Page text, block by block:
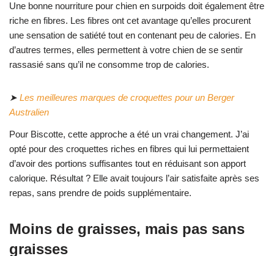
Une bonne nourriture pour chien en surpoids doit également être
riche en fibres. Les fibres ont cet avantage qu’elles procurent
une sensation de satiété tout en contenant peu de calories. En
d’autres termes, elles permettent à votre chien de se sentir
rassasié sans qu’il ne consomme trop de calories.
➤ Les meilleures marques de croquettes pour un Berger
Australien
Pour Biscotte, cette approche a été un vrai changement. J’ai
opté pour des croquettes riches en fibres qui lui permettaient
d’avoir des portions suffisantes tout en réduisant son apport
calorique. Résultat ? Elle avait toujours l’air satisfaite après ses
repas, sans prendre de poids supplémentaire.
Moins de graisses, mais pas sans
graisses